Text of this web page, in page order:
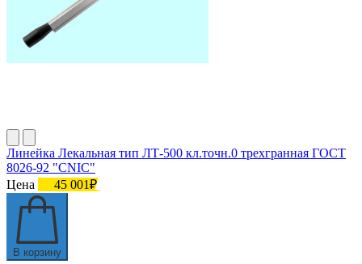
Линейка Лекальная тип ЛТ-500 кл.точн.0 трехгранная ГОСТ
8026-92 "CNIC"
Цена
45 001₽
В корзину